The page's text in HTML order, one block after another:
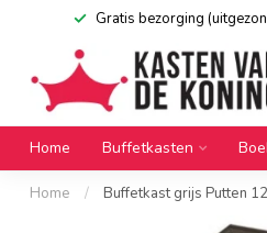
Gratis bezorging
Home Buffetkasten
Home / Buffetkast grijs Putten